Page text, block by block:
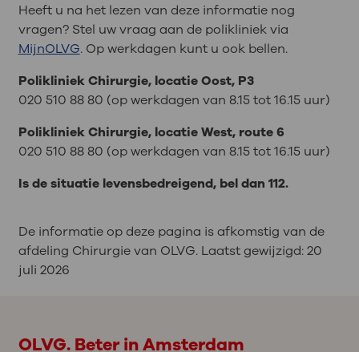
Heeft u na het lezen van deze informatie nog
vragen? Stel uw vraag aan de polikliniek via
MijnOLVG. Op werkdagen kunt u ook bellen.
Polikliniek Chirurgie, locatie Oost, P3
020 510 88 80 (op werkdagen van 8.15 tot 16.15 uur)
Polikliniek Chirurgie, locatie West, route 6
020 510 88 80 (op werkdagen van 8.15 tot 16.15 uur)
Is de situatie levensbedreigend, bel dan 112.
De informatie op deze pagina is afkomstig van de
afdeling Chirurgie van OLVG. Laatst gewijzigd:20
juli 2026
OLVG. Beter in Amsterdam